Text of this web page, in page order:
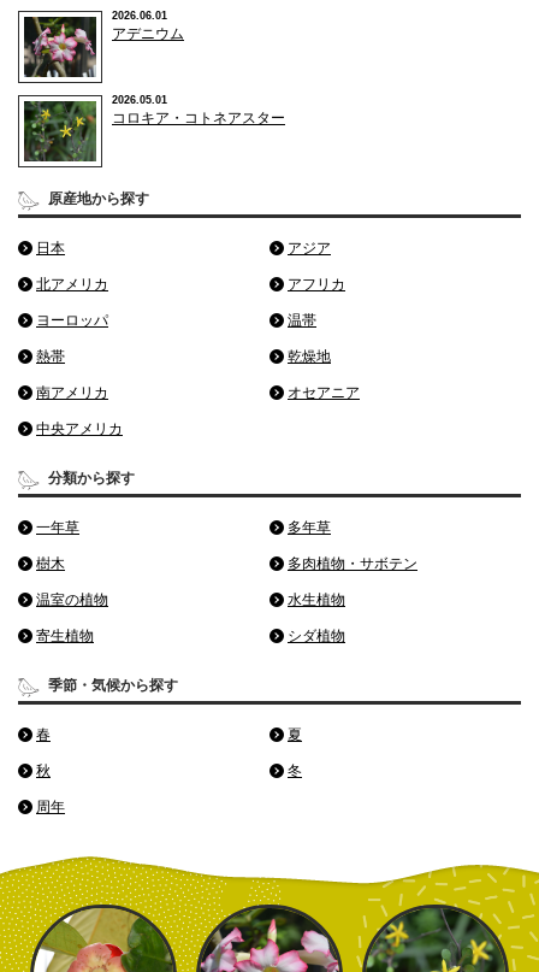
2026.06.01
アデニウム
2026.05.01
コロキア・コトネアスター
原産地から探す
日本 アジア
北アメリカ アフリカ
ヨーロッパ 温帯
熱帯 乾燥地
南アメリカ オセアニア
中央アメリカ
分類から探す
一年草 多年草
樹木 多肉植物・サボテン
温室の植物 水生植物
寄生植物 シダ植物
季節・気候から探す
春 夏
秋 冬
周年